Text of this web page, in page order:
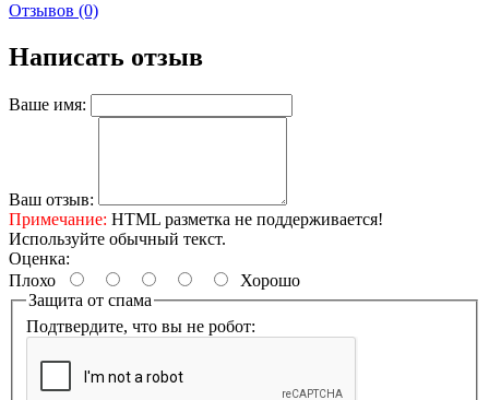
Отзывов (0)
Написать отзыв
Ваше имя:
Ваш отзыв:
Примечание: HTML разметка не поддерживается!
Используйте обычный текст.
Оценка:
Плохо
Хорошо
Защита от спама
Подтвердите, что вы не робот: